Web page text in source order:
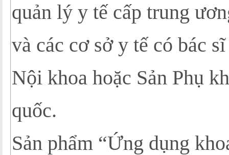
quản lý y tế cấp trung
và các cơ sở y tế có bác
Nội khoa hoặc Sản Phụ
quốc.
Sản phẩm “Ứng dụng